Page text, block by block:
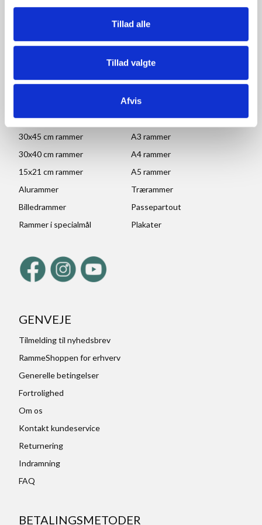
Tillad alle
Tillad valgte
Afvis
Fredag: 09.00-15.30
Lørdag, søndag og helligdage: Lukket
Ved højtider og ferie kan ændringer forekomme. Se mereher
POPULÆRE KATEGORIER
A1 rammer
50x70 cm rammer
A2 rammer
30x45 cm rammer
A3 rammer
30x40 cm rammer
A4 rammer
15x21 cm rammer
A5 rammer
Alurammer
Trærammer
Billedrammer
Passepartout
Rammer i specialmål
Plakater
GENVEJE
Tilmelding til nyhedsbrev
RammeShoppen for erhverv
Generelle betingelser
Fortrolighed
Om os
Kontakt kundeservice
Returnering
Indramning
FAQ
BETALINGSMETODER